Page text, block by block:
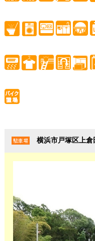
駐車場 横浜市戸塚区上倉